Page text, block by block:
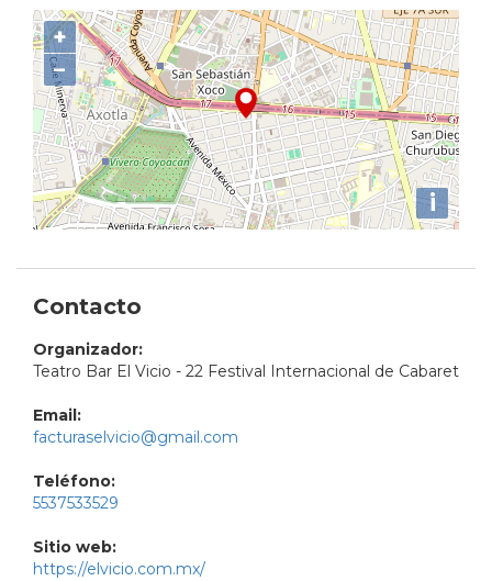
+
−
i
Contacto
Organizador:
Teatro Bar El Vicio - 22 Festival Internacional de Cabaret
Email:
facturaselvicio@gmail.com
Teléfono:
5537533529
Sitio web:
https://elvicio.com.mx/